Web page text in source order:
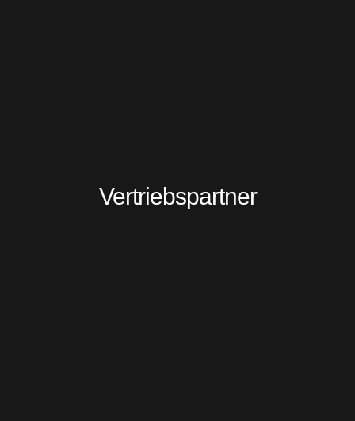
Vertriebspartner